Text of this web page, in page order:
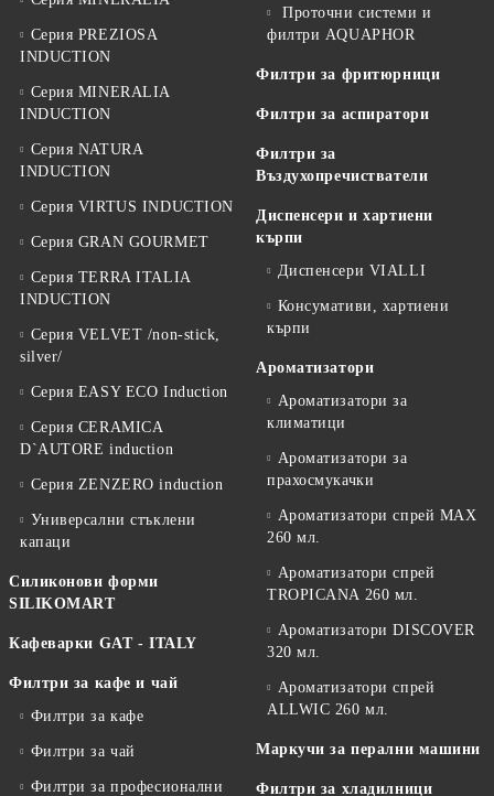
Серия PREZIOSA
INDUCTION
Серия MINERALIA
INDUCTION
Серия NATURA
INDUCTION
Серия VIRTUS INDUCTION
Серия GRAN GOURMET
Серия TERRA ITALIA
INDUCTION
Серия VELVET /non-stick,
silver/
Серия EASY ECO Induction
Серия CERAMICA
D`AUTORE induction
Серия ZENZERO induction
Универсални стъклени
капаци
Силиконови форми
SILIKOMART
Кафеварки GAT - ITALY
Филтри за кафе и чай
Филтри за кафе
Филтри за чай
Филтри за професионални
Проточни системи и
филтри AQUAPHOR
Филтри за фритюрници
Филтри за аспиратори
Филтри за
Въздухопречистватели
Диспенсери и хартиени
кърпи
Диспенсери VIALLI
Консумативи, хартиени
кърпи
Ароматизатори
Ароматизатори за
климатици
Ароматизатори за
прахосмукачки
Ароматизатори спрей MAX
260 мл.
Ароматизатори спрей
TROPICANA 260 мл.
Ароматизатори DISCOVER
320 мл.
Ароматизатори спрей
ALLWIC 260 мл.
Маркучи за перални машини
Филтри за хладилници